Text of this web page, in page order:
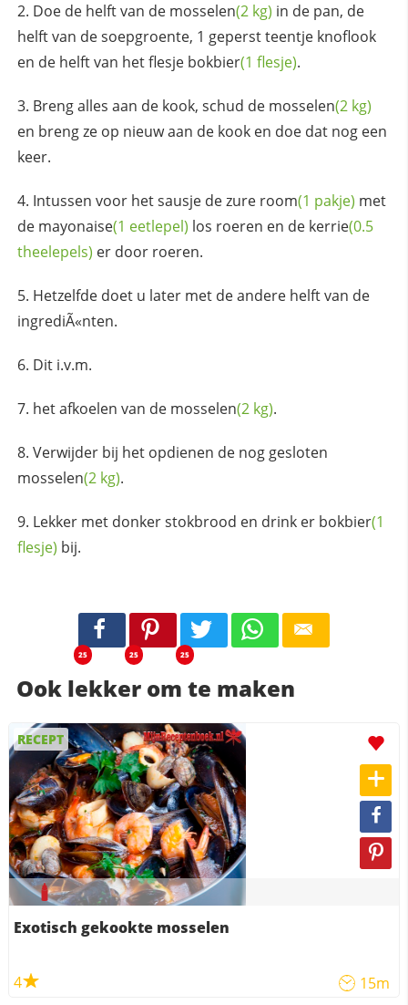
Doe de helft van de mosselen(2 kg) in de pan, de
helft van de soepgroente, 1 geperst teentje knoflook
en de helft van het flesje bokbier(1 flesje).
Breng alles aan de kook, schud de mosselen(2 kg)
en breng ze op nieuw aan de kook en doe dat nog een
keer.
Intussen voor het sausje de zure room(1 pakje) met
de mayonaise(1 eetlepel) los roeren en de kerrie(0.5
theelepels) er door roeren.
Hetzelfde doet u later met de andere helft van de
ingrediÃ«nten.
Dit i.v.m.
het afkoelen van de mosselen(2 kg).
Verwijder bij het opdienen de nog gesloten
mosselen(2 kg).
Lekker met donker stokbrood en drink er bokbier(1
flesje) bij.
25 25 25
Ook lekker om te maken
RECEPT
Exotisch gekookte mosselen
4 15m